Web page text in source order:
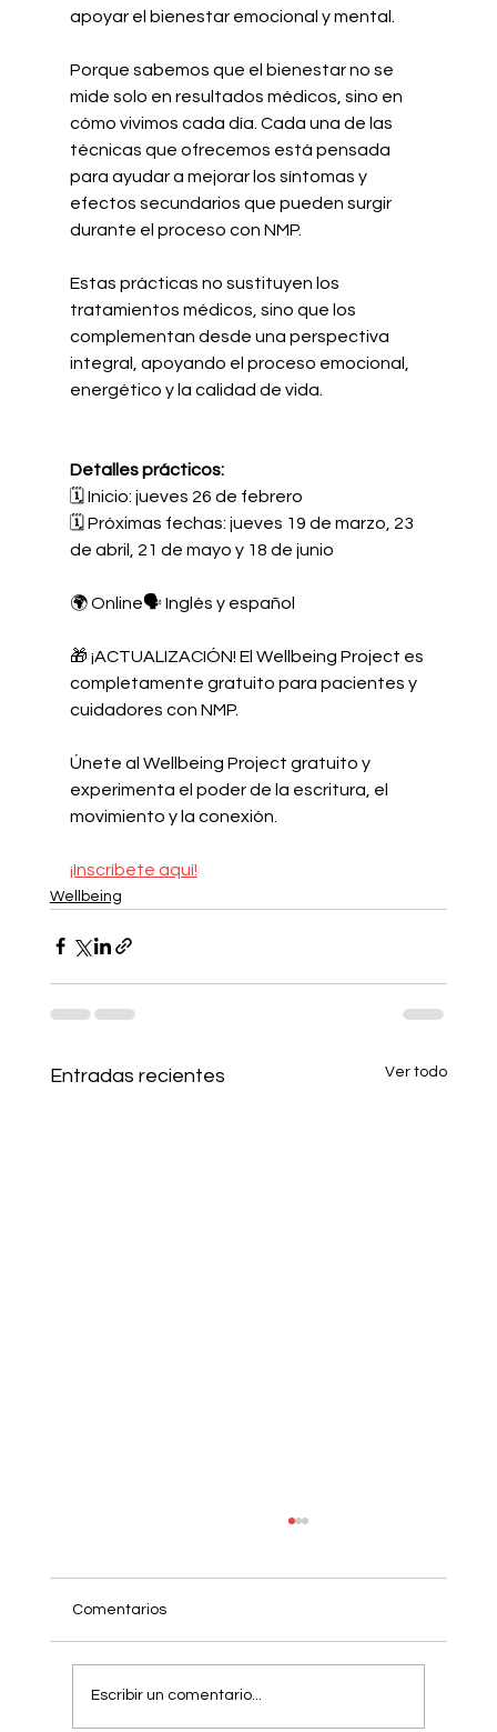
apoyar el bienestar emocional y mental.
Porque sabemos que el bienestar no se
mide solo en resultados médicos, sino en
cómo vivimos cada día. Cada una de las
técnicas que ofrecemos está pensada
para ayudar a mejorar los síntomas y
efectos secundarios que pueden surgir
durante el proceso con NMP.
Estas prácticas no sustituyen los
tratamientos médicos, sino que los
complementan desde una perspectiva
integral, apoyando el proceso emocional,
energético y la calidad de vida.
Detalles prácticos:
🗓 Inicio: jueves 26 de febrero
🗓 Próximas fechas: jueves 19 de marzo, 23
de abril, 21 de mayo y 18 de junio
🌍 Online🗣️ Inglés y español
🎁 ¡ACTUALIZACIÓN! El Wellbeing Project es
completamente gratuito para pacientes y
cuidadores con NMP.
Únete al Wellbeing Project gratuito y
experimenta el poder de la escritura, el
movimiento y la conexión.
¡Inscríbete aquí!
Wellbeing
Entradas recientes Ver todo
Comentarios
Escribir un comentario...